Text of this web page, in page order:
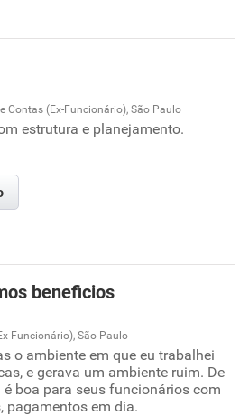
Contas (Ex-Funcionário), São Paulo
estrutura e planejamento.
beneficios
Funcionário), São Paulo
o ambiente em que eu trabalhei
e gerava um ambiente ruim. De
boa para seus funcionários com
pagamentos em dia.